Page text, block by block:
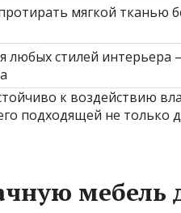
мягкой тканью
любых стилей интерьера
к воздействию
подходящей не только
мебель